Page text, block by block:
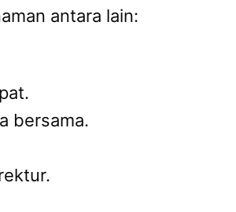
antara lain:
bersama.